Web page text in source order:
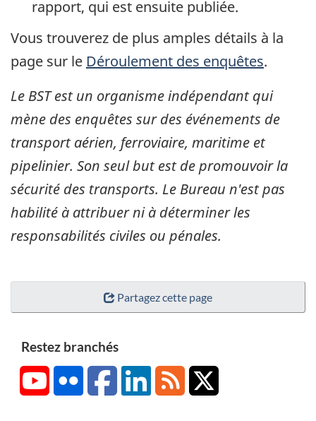
rapport, qui est ensuite publiée.
Vous trouverez de plus amples détails à la
page sur le Déroulement des enquêtes.
Le BST est un organisme indépendant qui
mène des enquêtes sur des événements de
transport aérien, ferroviaire, maritime et
pipelinier. Son seul but est de promouvoir la
sécurité des transports. Le Bureau n'est pas
habilité à attribuer ni à déterminer les
responsabilités civiles ou pénales.
Partagez cette page
Restez branchés
YouTubeFlickr FacebookLinkedInRSS